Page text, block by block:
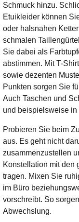
Schmuck hinzu.
Etuikleider können
oder halsnahen
schmalen
Sie dabei als
abstimmen. Mit T-
sowie dezenten
Punkten sorgen Sie
Auch Taschen und
und beispielsweise in
Probieren Sie beim
aus. Es geht nicht
zusammenzustellen
Konstellation mit den
tragen. Mixen Sie
im Büro
vorschreibt. So
Abwechslung.